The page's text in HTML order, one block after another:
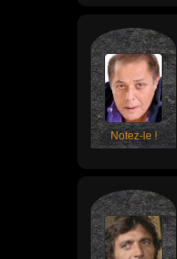
Notez-le !